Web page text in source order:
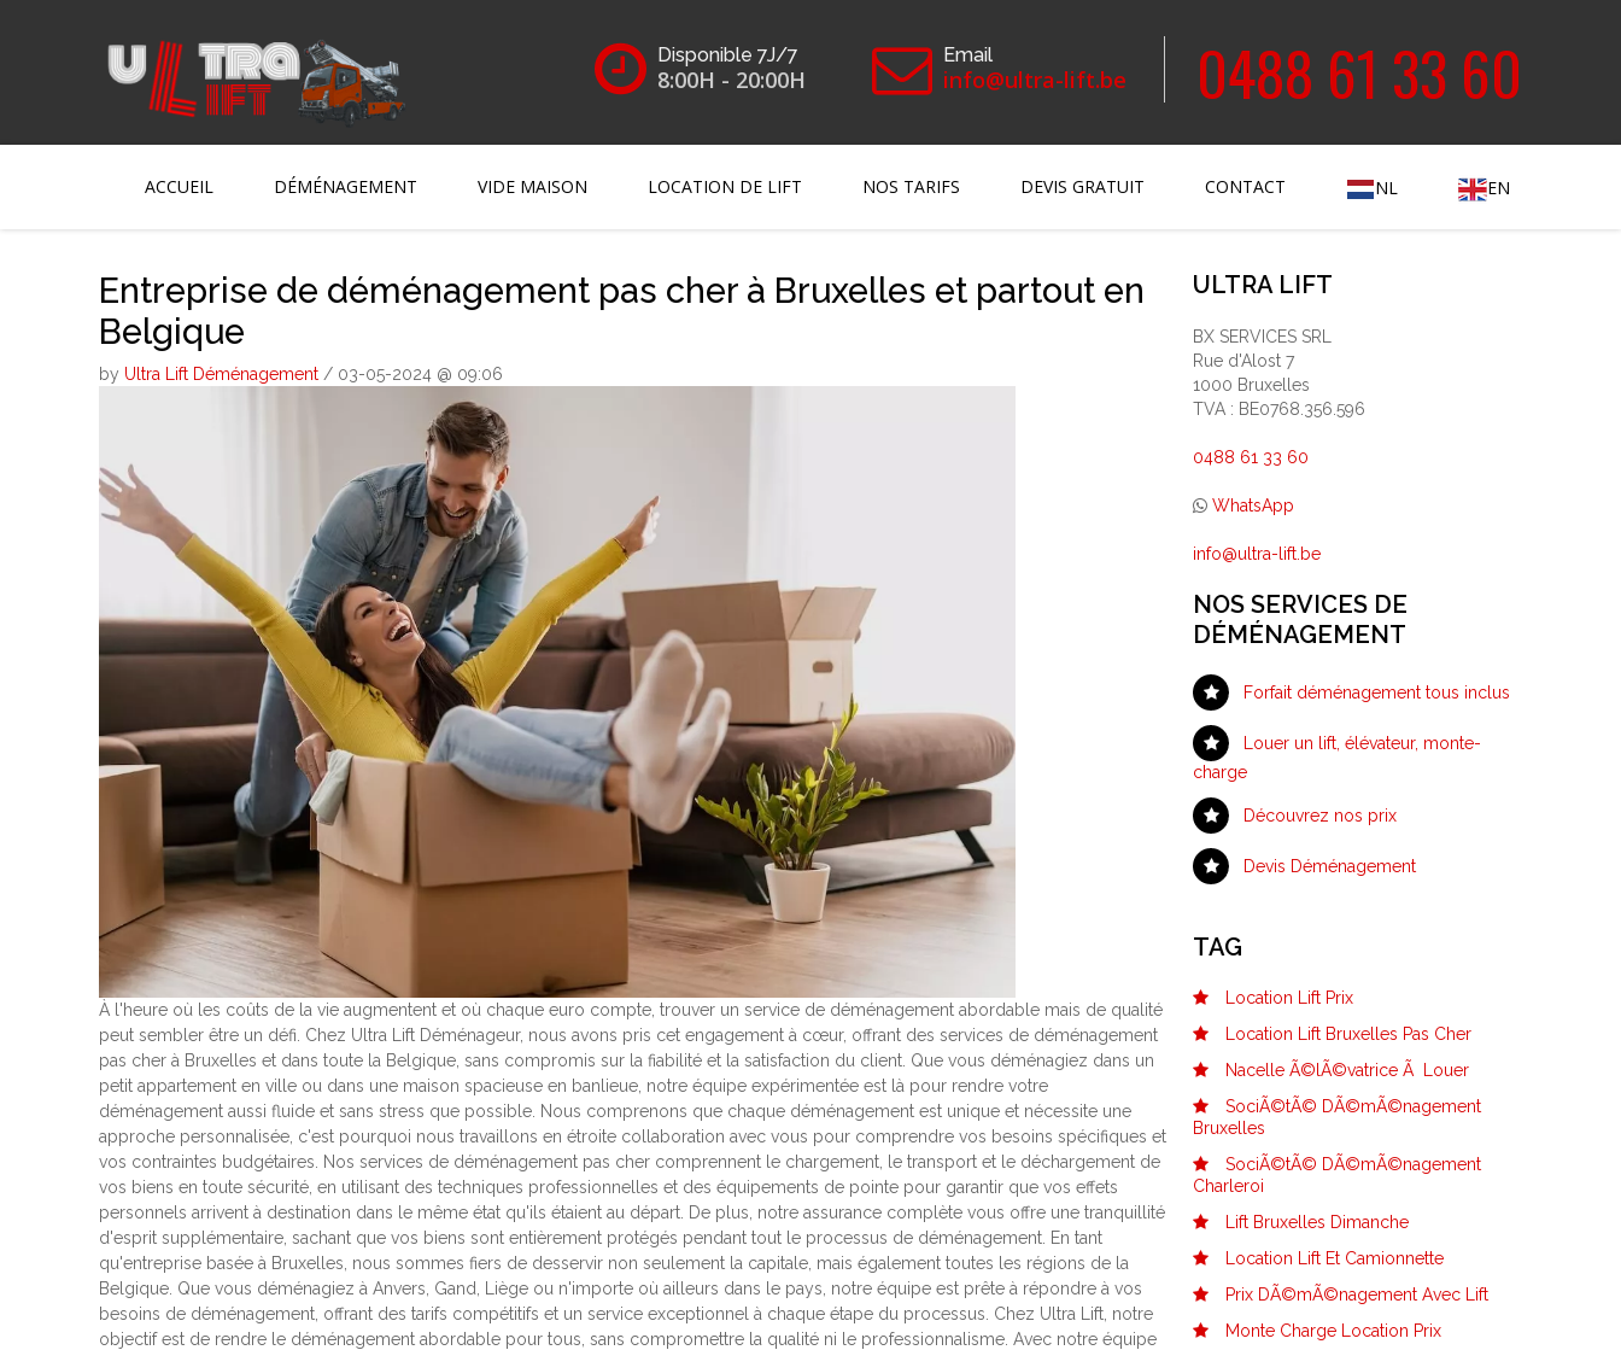
Disponible 7J/7
8:00H - 20:00H
Email
info@ultra-lift.be 0488 61 33 60
ACCUEIL DÉMÉNAGEMENT VIDE MAISON LOCATION DE LIFT NOS TARIFS DEVIS GRATUIT CONTACT NL EN
Entreprise de déménagement pas cher à Bruxelles et partout en
Belgique
by Ultra Lift Déménagement / 03-05-2024 @ 09:06
À l'heure où les coûts de la vie augmentent et où chaque euro compte, trouver un service de déménagement abordable mais de qualité
peut sembler être un défi. Chez Ultra Lift Déménageur, nous avons pris cet engagement à cœur, offrant des services de déménagement
pas cher à Bruxelles et dans toute la Belgique, sans compromis sur la fiabilité et la satisfaction du client. Que vous déménagiez dans un
petit appartement en ville ou dans une maison spacieuse en banlieue, notre équipe expérimentée est là pour rendre votre
déménagement aussi fluide et sans stress que possible. Nous comprenons que chaque déménagement est unique et nécessite une
approche personnalisée, c'est pourquoi nous travaillons en étroite collaboration avec vous pour comprendre vos besoins spécifiques et
vos contraintes budgétaires. Nos services de déménagement pas cher comprennent le chargement, le transport et le déchargement de
vos biens en toute sécurité, en utilisant des techniques professionnelles et des équipements de pointe pour garantir que vos effets
personnels arrivent à destination dans le même état qu'ils étaient au départ. De plus, notre assurance complète vous offre une tranquillité
d'esprit supplémentaire, sachant que vos biens sont entièrement protégés pendant tout le processus de déménagement. En tant
qu'entreprise basée à Bruxelles, nous sommes fiers de desservir non seulement la capitale, mais également toutes les régions de la
Belgique. Que vous déménagiez à Anvers, Gand, Liège ou n'importe où ailleurs dans le pays, notre équipe est prête à répondre à vos
besoins de déménagement, offrant des tarifs compétitifs et un service exceptionnel à chaque étape du processus. Chez Ultra Lift, notre
objectif est de rendre le déménagement abordable pour tous, sans compromettre la qualité ni le professionnalisme. Avec notre équipe
ULTRA LIFT
BX SERVICES SRL
Rue d'Alost 7
1000 Bruxelles
TVA : BE0768.356.596
0488 61 33 60
WhatsApp
info@ultra-lift.be
NOS SERVICES DE
DÉMÉNAGEMENT
Forfait déménagement tous inclus
Louer un lift, élévateur, monte-
charge
Découvrez nos prix
Devis Déménagement
TAG
Location Lift Prix
Location Lift Bruxelles Pas Cher
Nacelle Ã©lÃ©vatrice Ã Louer
SociÃ©tÃ© DÃ©mÃ©nagement
Bruxelles
SociÃ©tÃ© DÃ©mÃ©nagement
Charleroi
Lift Bruxelles Dimanche
Location Lift Et Camionnette
Prix DÃ©mÃ©nagement Avec Lift
Monte Charge Location Prix